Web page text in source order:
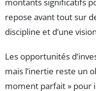
repose avant tout sur
discipline et d’une
Les opportunités
mais l’inertie reste un
moment parfait » pour